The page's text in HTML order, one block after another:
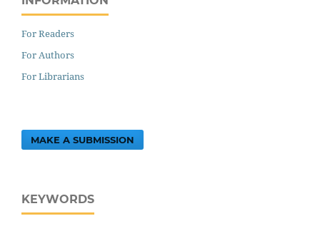
For Readers
For Authors
For Librarians
MAKE A SUBMISSION
KEYWORDS